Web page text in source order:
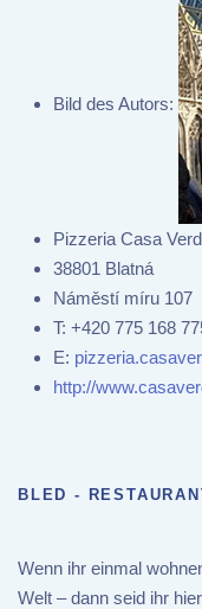
Bild des Autors:
Pizzeria Casa
38801 Blatná
Náměstí míru 107
T: +420 775 168
E:
http://
BLED -
Wenn ihr einmal
Welt – dann seid ihr